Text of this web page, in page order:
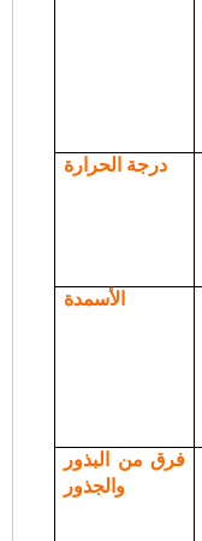
درجة الحرارة
الأسمدة
فرق من البذور
والجذور